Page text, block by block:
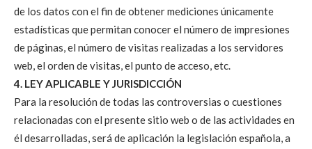
de los datos con el fin de obtener mediciones únicamente
estadísticas que permitan conocer el número de impresiones
de páginas, el número de visitas realizadas a los servidores
web, el orden de visitas, el punto de acceso, etc.
4. LEY APLICABLE Y JURISDICCIÓN
Para la resolución de todas las controversias o cuestiones
relacionadas con el presente sitio web o de las actividades en
él desarrolladas, será de aplicación la legislación española, a